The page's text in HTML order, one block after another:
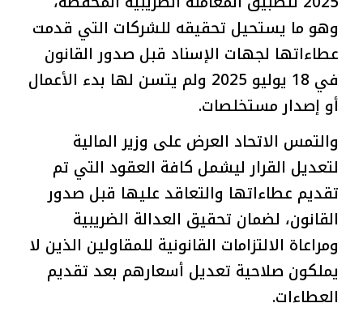
وهو ما يستحيل تحقيقه للشركات التي قدمت
عطاءاتها لجهات الإسناد قبل صدور القانون
في 18 يوليو 2025 ولم يتسن لها بدء الأعمال
أو إصدار مستخلصات.
والتمس الاتحاد العرض على وزير المالية
لتعديل القرار ليشمل كافة العقود التي تم
تقديم عطاءاتها والتعاقد عليها قبل صدور
القانون، لضمان تحقيق العدالة الضريبية
ومراعاة الالتزامات القانونية للمقاولين الذين لا
يملكون صلاحية تعديل أسعارهم بعد تقديم
العطاءات.